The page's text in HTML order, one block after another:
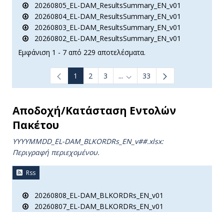
20260805_EL-DAM_ResultsSummary_EN_v01
20260804_EL-DAM_ResultsSummary_EN_v01
20260803_EL-DAM_ResultsSummary_EN_v01
20260802_EL-DAM_ResultsSummary_EN_v01
Εμφάνιση 1 - 7 από 229 αποτελέσματα.
1 2 3 ... Ενδιάμεσες σελίδες Use
33
Αποδοχή/Κατάσταση Εντολών
Πακέτου
YYYYMMDD_EL-DAM_BLKORDRs_ΕΝ_v##.xlsx:
Περιγραφή περιεχομένου.
Rss
20260808_EL-DAM_BLKORDRs_EN_v01
20260807_EL-DAM_BLKORDRs_EN_v01